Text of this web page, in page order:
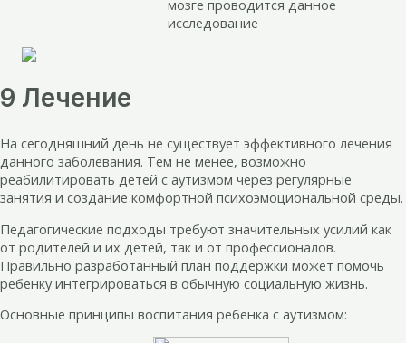
мозге проводится данное
исследование
9 Лечение
На сегодняшний день не существует эффективного лечения
данного заболевания. Тем не менее, возможно
реабилитировать детей с аутизмом через регулярные
занятия и создание комфортной психоэмоциональной среды.
Педагогические подходы требуют значительных усилий как
от родителей и их детей, так и от профессионалов.
Правильно разработанный план поддержки может помочь
ребенку интегрироваться в обычную социальную жизнь.
Основные принципы воспитания ребенка с аутизмом: